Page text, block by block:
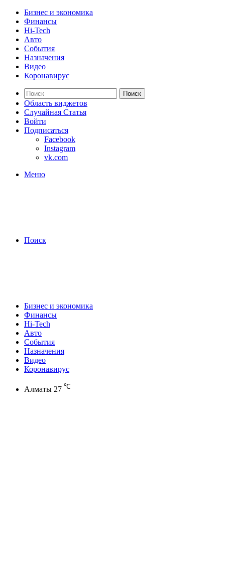
Бизнес и экономика
Финансы
Hi-Tech
Авто
События
Назначения
Видео
Коронавирус
Поиск
Область виджетов
Случайная Статья
Войти
Подписаться
Facebook
Instagram
vk.com
Меню
Поиск
Бизнес и экономика
Финансы
Hi-Tech
Авто
События
Назначения
Видео
Коронавирус
Алматы 27 ℃